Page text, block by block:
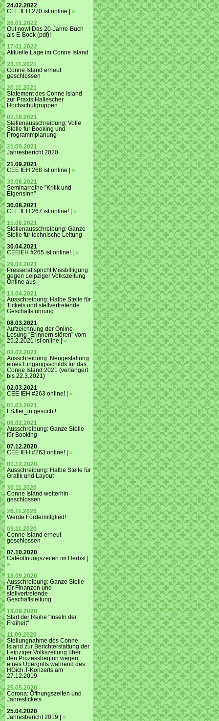
24.02.2022
CEE IEH 270 ist online | »
26.01.2022
Out now! Das 20-Jahre-Buch
als E-Book (pdf)!
17.01.2022
Aktuelle Lage im Conne Island
23.11.2021
Conne Island erneut
geschlossen
20.11.2021
Statement des Conne Island
zur Praxis Hallescher
Hochschulgruppen
07.10.2021
Stellenausschreibung: Volle
Stelle für Booking und
Programmplanung
21.09.2021
Jahresbericht 2020
21.09.2021
CEE IEH 268 ist online | »
30.08.2021
Seminarreihe "Kritik und
Eigensinn"
30.08.2021
CEE IEH 267 ist online! | »
15.06.2021
Stellenausschreibung: Ganze
Stelle für technische Leitung
30.04.2021
CEEIEH #265 ist online! | »
29.04.2021
Presserat spricht Missbilligung
gegen Leipziger Volkszeitung
Online aus
13.04.2021
Ausschreibung: Halbe Stelle für
Tickets und stellvertretende
Geschäftsführung
08.03.2021
Aufzeichnung der Online-
Lesung "Erinnern stören" vom
25.2.2021 ist online | »
03.03.2021
Ausschreibung: Neugestaltung
eines Eingangsschilds für das
Conne Island 2021 (verlängert
bis 22.3.2021)
02.03.2021
CEE IEH #263 online! | »
01.03.2021
FSJler_in gesucht!
08.02.2021
Ausschreibung: Ganze Stelle
für Booking
07.12.2020
CEE IEH #263 online! | »
01.12.2020
Ausschreibung: Halbe Stelle für
Grafik und Layout
30.11.2020
Conne Island weiterhin
geschlossen
26.11.2020
Werde Fördermitglied!
03.11.2020
Conne Island erneut
geschlossen
07.10.2020
Caféöffnungszeiten im Herbst |
»
18.09.2020
Ausschreibung: Ganze Stelle
für Finanzen und
stellvertretende
Geschäftsleitung
18.09.2020
Start der Reihe "Inseln der
Freiheit"
11.09.2020
Stellungnahme des Conne
Island zur Berichterstattung der
Leipziger Volkszeitung über
den Prozessbeginn wegen
eines Übergriffs während des
HGich.T-Konzerts am
27.12.2019
25.05.2020
Corona: Öffnungszeiten und
Jahrestickets
25.04.2020
Jahresbericht 2019 | »